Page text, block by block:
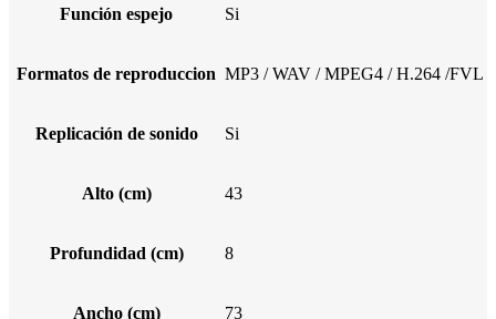
Función espejo Si
Formatos de reproduccion MP3 / WAV / MPEG4 / H.264 /FVL
Replicación de sonido Si
Alto (cm) 43
Profundidad (cm) 8
Ancho (cm) 73